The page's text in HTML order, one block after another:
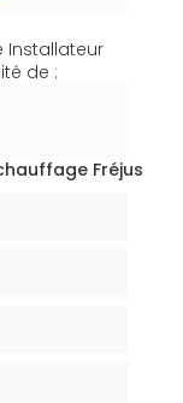
Installateur
de :
Fréjus